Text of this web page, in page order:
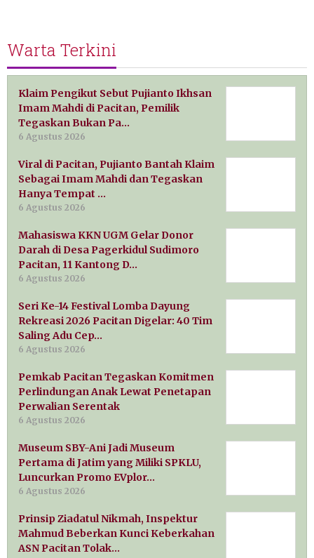
Warta Terkini
Klaim Pengikut Sebut Pujianto Ikhsan
Imam Mahdi di Pacitan, Pemilik
Tegaskan Bukan Pa…
6 Agustus 2026
Viral di Pacitan, Pujianto Bantah Klaim
Sebagai Imam Mahdi dan Tegaskan
Hanya Tempat …
6 Agustus 2026
Mahasiswa KKN UGM Gelar Donor
Darah di Desa Pagerkidul Sudimoro
Pacitan, 11 Kantong D…
6 Agustus 2026
Seri Ke-14 Festival Lomba Dayung
Rekreasi 2026 Pacitan Digelar: 40 Tim
Saling Adu Cep…
6 Agustus 2026
Pemkab Pacitan Tegaskan Komitmen
Perlindungan Anak Lewat Penetapan
Perwalian Serentak
6 Agustus 2026
Museum SBY-Ani Jadi Museum
Pertama di Jatim yang Miliki SPKLU,
Luncurkan Promo EVplor…
6 Agustus 2026
Prinsip Ziadatul Nikmah, Inspektur
Mahmud Beberkan Kunci Keberkahan
ASN Pacitan Tolak…